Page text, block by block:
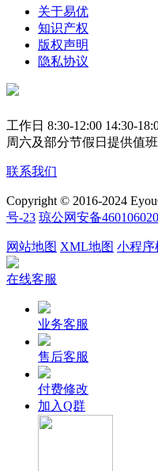
关于易优
知识产权
版权声明
隐私协议
工作日 8:30-12:00 14:30-
周六及部分节假日提供值
联系我们
Copyright © 2016-2024
号-23 琼公网安备
网站地图 XML地图 小程序
在线客服
业务客服
售后客服
付费修改
加入Q群